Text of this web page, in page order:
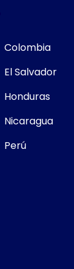
Colombia
El Salvador
Honduras
Nicaragua
Perú